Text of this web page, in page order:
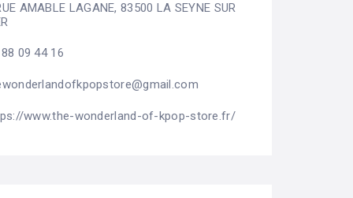
AMABLE LAGANE, 83500 LA SEYNE SUR
09 44 16
www.the-wonderland-of-kpop-store.fr/